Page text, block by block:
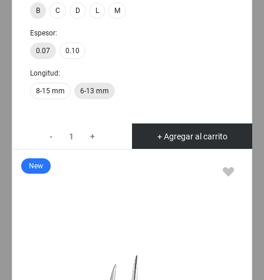
B C D L M
Espesor:
0.07 0.10
Longitud:
8-15 mm 6-13 mm
- + + Agregar al carrito
New